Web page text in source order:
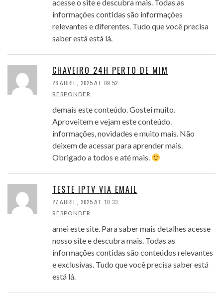
acesse o site e descubra mais. Todas as
informações contidas são informações
relevantes e diferentes. Tudo que você precisa
saber está está lá.
CHAVEIRO 24H PERTO DE MIM
26 ABRIL, 2025 AT 09:52
RESPONDER
demais este conteúdo. Gostei muito.
Aproveitem e vejam este conteúdo.
informações, novidades e muito mais. Não
deixem de acessar para aprender mais.
Obrigado a todos e até mais.
TESTE IPTV VIA EMAIL
27 ABRIL, 2025 AT 10:33
RESPONDER
amei este site. Para saber mais detalhes acesse
nosso site e descubra mais. Todas as
informações contidas são conteúdos relevantes
e exclusivas. Tudo que você precisa saber está
está lá.